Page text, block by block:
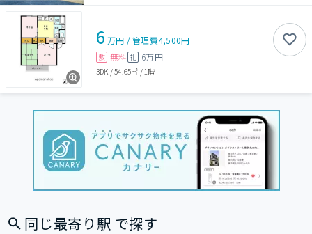
6 万円 /管理費4,500円
敷 無料 礼 6万円
3DK /54.65㎡ / 1階
同じ最寄り駅 で探す